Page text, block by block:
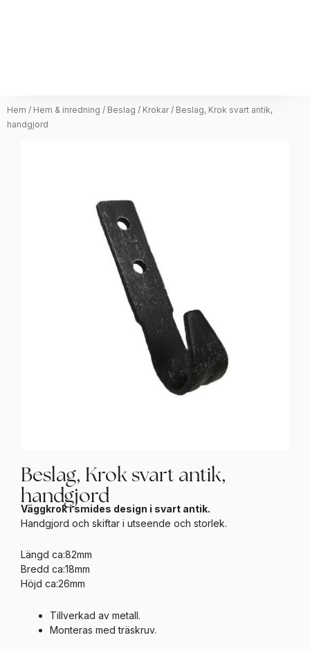
Hem / Hem & inredning / Beslag / Krokar/ Beslag, Krok svart antik,
handgjord
Beslag, Krok svart antik,
handgjord
Väggkrok i smides design i svart antik.
Handgjord och skiftar i utseende och storlek.
Längd ca:82mm
Bredd ca:18mm
Höjd ca:26mm
Tillverkad av metall.
Monteras med träskruv.